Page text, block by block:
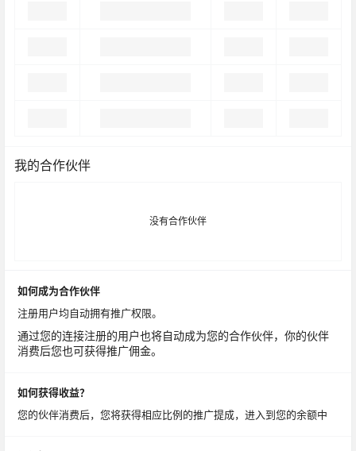
我的合作伙伴
没有合作伙伴
如何成为合作伙伴
注册用户均自动拥有推广权限。
通过您的连接注册的用户也将自动成为您的合作伙伴，你的伙伴
消费后您也可获得推广佣金。
如何获得收益？
您的伙伴消费后，您将获得相应比例的推广提成，进入到您的余额中